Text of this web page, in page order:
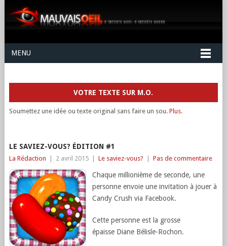
MENU
VOTRE TEXTE SUR M.O.
Soumettez une idée ou texte original sans faire un sou. Plus.
LE SAVIEZ-VOUS? ÉDITION #1
La Rédaction 2 avril 2015 Le saviez-vous? Pas de commentaire
Chaque millionième de seconde, une
personne envoie une invitation à jouer à
Candy Crush via Facebook.
Cette personne est la grosse
épaisse Diane Bélisle-Rochon.